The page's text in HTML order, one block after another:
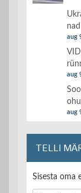
aug
aug
aug
TELLI
Sisesta oma